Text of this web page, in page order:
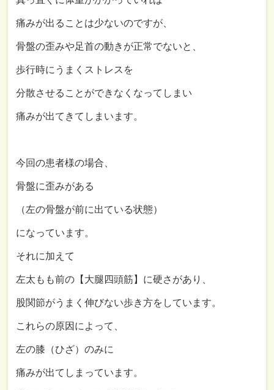
痛みが出ることは少ないのですが、
骨盤の歪みや足首の動きが正常でないと、
歩行時にうまくストレスを
分散させることができなくなってしまい
痛みが出てきてしまいます。
今回の患者様の場合、
骨盤に歪みがある
（左の骨盤が前に出ている状態）
になっています。
それに加えて
左太もも前の【大腿四頭筋】に硬さがあり、
股関節がうまく伸びない歩き方をしています。
これらの原因によって、
左の膝（ひざ）のみに
痛みが出てしまっています。